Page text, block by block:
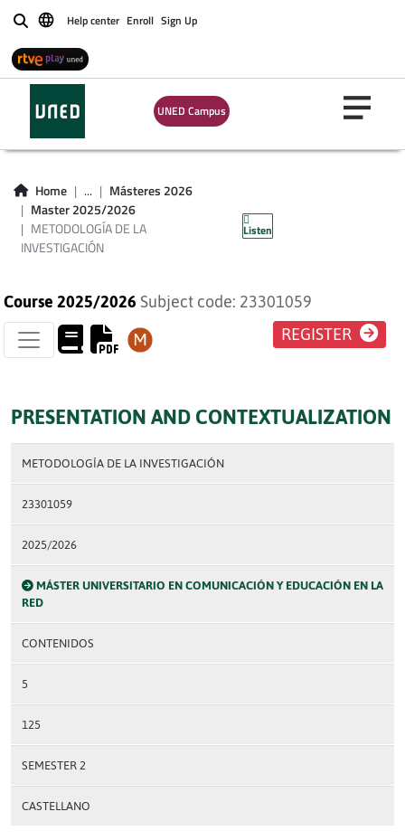
BuscarHelp center Enroll Sign Up
UNED Campus
Home ...
Másteres 2026
Master 2025/2026
METODOLOGÍA DE LA
INVESTIGACIÓN
Listen
METODOLOGÍA DE
LA INVESTIGACIÓN
Course 2025/2026 Subject code: 23301059
REGISTER
PRESENTATION AND CONTEXTUALIZATION
METODOLOGÍA DE LA INVESTIGACIÓN
23301059
2025/2026
MÁSTER UNIVERSITARIO EN COMUNICACIÓN Y EDUCACIÓN EN LA
RED
CONTENIDOS
5
125
SEMESTER 2
CASTELLANO